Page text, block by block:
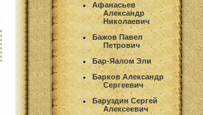
Афанасьев
Александр
Николаевич
Бажов Павел
Петрович
Бар-Яалом Эли
Барков Александр
Сергеевич
Баруздин Сергей
Алексеевич